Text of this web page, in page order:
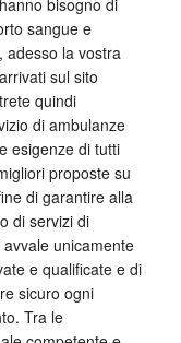
sangue e
adesso la vostra
sul sito
quindi
di ambulanze
esigenze di tutti
proposte su
di garantire alla
di servizi di
unicamente
e qualificate e di
sicuro ogni
Tra le